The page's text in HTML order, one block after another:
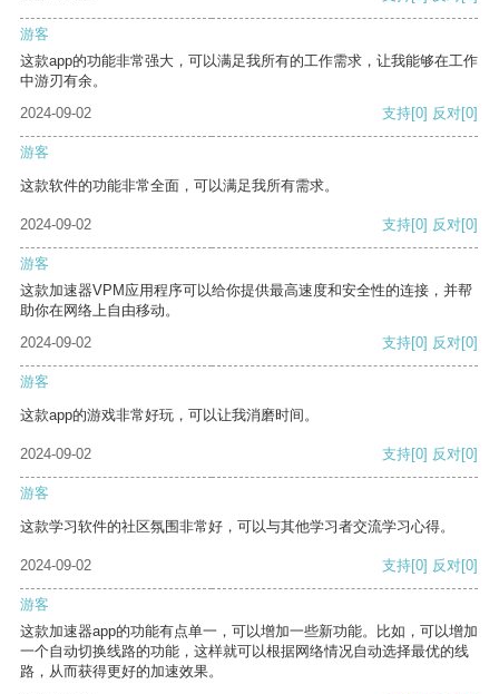
游客
这款app的功能非常强大，可以满足我所有的工作需求，让我能够在工作
中游刃有余。
2024-09-02
支持[0] 反对[0]
游客
这款软件的功能非常全面，可以满足我所有需求。
2024-09-02 支持[0] 反对[0]
游客
这款加速器VPM应用程序可以给你提供最高速度和安全性的连接，并帮
助你在网络上自由移动。
2024-09-02
支持[0] 反对[0]
游客
这款app的游戏非常好玩，可以让我消磨时间。
2024-09-02 支持[0] 反对[0]
游客
这款学习软件的社区氛围非常好，可以与其他学习者交流学习心得。
2024-09-02 支持[0] 反对[0]
游客
这款加速器app的功能有点单一，可以增加一些新功能。比如，可以增加
一个自动切换线路的功能，这样就可以根据网络情况自动选择最优的线
路，从而获得更好的加速效果。